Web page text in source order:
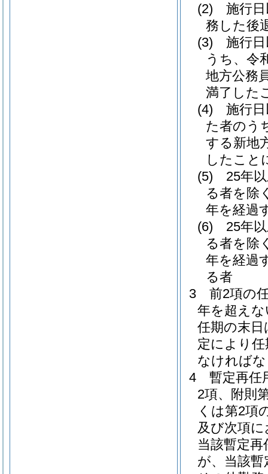
(2)
施行
務した後
(3)
施行
うち、令
地方公務
満了した
(4)
施行
た者のう
する新地
したこと
(5)
25年
る者を除
年を経過
(6)
25年
る者を除
年を経過
る者
3
前2項の
年を超え
任期の末
定により
なければ
4
暫定再任
2項、附則
くは第2項
及び次項
当該暫定
が、当該